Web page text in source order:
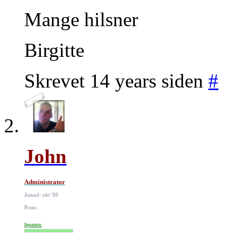
Mange hilsner
Birgitte
Skrevet 14 years siden #
John
Administrator
Joined: okt '09
Posts:
Reputation: